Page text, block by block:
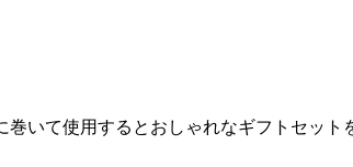
いて使用するとおしゃれなギフトセット